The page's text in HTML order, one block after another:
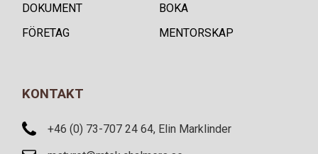
DOKUMENT
BOKA
FÖRETAG
MENTORSKAP
KONTAKT
+46 (0) 73-707 24 64, Elin Marklinder